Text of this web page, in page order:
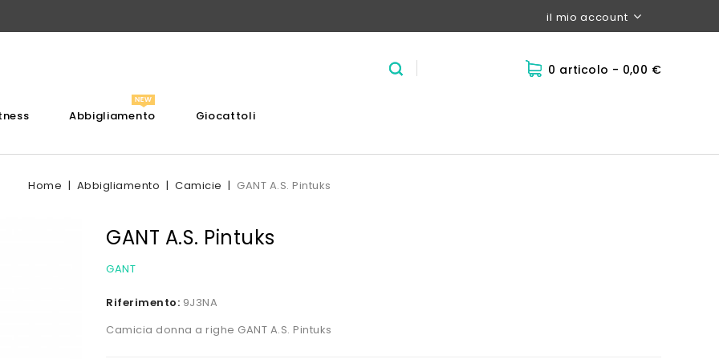
il mio account
0 articolo - 0,00 €
Abbigliamento Giocattoli
Home Abbigliamento Camicie GANT A.S. Pintuks
GANT A.S. Pintuks
GANT
Riferimento: 9J3NA
Camicia donna a righe GANT A.S. Pintuks